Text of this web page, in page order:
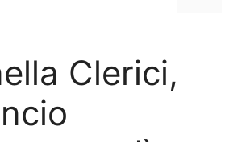
Clerici,